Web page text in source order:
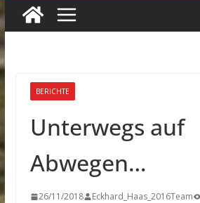
BERICHTE
Unterwegs auf
Abwegen…
26/11/2018 Eckhard_Haas_2016Team